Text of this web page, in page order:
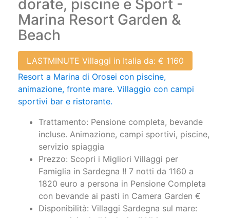
Le Promozioni di:Spiagge
dorate, piscine e Sport -
Marina Resort Garden &
Beach
LASTMINUTE Villaggi in Italia da: € 1160
Resort a Marina di Orosei con piscine,
animazione, fronte mare. Villaggio con campi
sportivi bar e ristorante.
Trattamento: Pensione completa, bevande
incluse. Animazione, campi sportivi, piscine,
servizio spiaggia
Prezzo: Scopri i Migliori Villaggi per
Famiglia in Sardegna !! 7 notti da 1160 a
1820 euro a persona in Pensione Completa